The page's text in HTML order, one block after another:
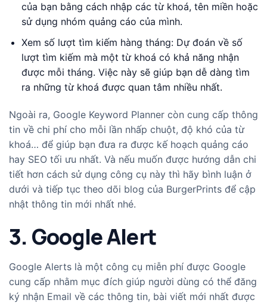
của bạn bằng cách nhập các từ khoá, tên miền hoặc
sử dụng nhóm quảng cáo của mình.
Xem số lượt tìm kiếm hàng tháng: Dự đoán về số
lượt tìm kiếm mà một từ khoá có khả năng nhận
được mỗi tháng. Việc này sẽ giúp bạn dễ dàng tìm
ra những từ khoá được quan tâm nhiều nhất.
Ngoài ra, Google Keyword Planner còn cung cấp thông
tin về chi phí cho mỗi lần nhấp chuột, độ khó của từ
khoá… để giúp bạn đưa ra được kế hoạch quảng cáo
hay SEO tối ưu nhất. Và nếu muốn được hướng dẫn chi
tiết hơn cách sử dụng công cụ này thì hãy bình luận ở
dưới và tiếp tục theo dõi blog của BurgerPrints để cập
nhật thông tin mới nhất nhé.
3. Google Alert
Google Alerts là một công cụ miễn phí được Google
cung cấp nhằm mục đích giúp người dùng có thể đăng
ký nhận Email về các thông tin, bài viết mới nhất được